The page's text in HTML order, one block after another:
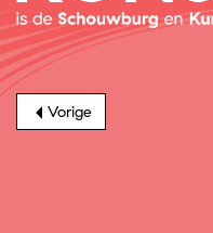
Vorige